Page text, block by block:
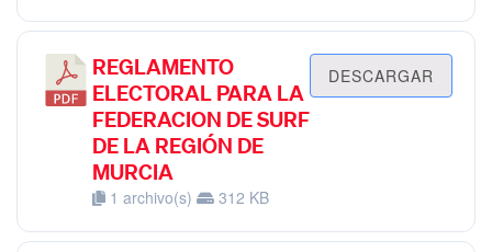
REGLAMENTO
ELECTORAL PARA LA
FEDERACION DE SURF
DE LA REGIÓN DE
MURCIA
1 archivo(s) 312 KB
DESCARGAR